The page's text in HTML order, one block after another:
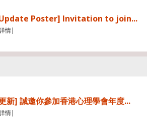
Poster] Invitation to join...
情|
新] 誠邀你參加香港心理學會年度...
情|